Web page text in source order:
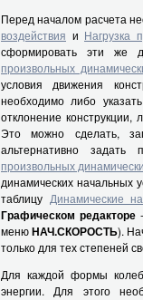
Перед началом расчета
воздействия и Нагрузка
сформировать эти же
произвольных
условия движения
необходимо либо
отклонение конструкции,
Это можно сделать,
альтернативно
произвольных
динамических начальных
таблицу Динамические
Графическом редакторе -
менюНАЧ.СКОРОСТЬ).
только для тех степеней
Для каждой формы
энергии. Для этого